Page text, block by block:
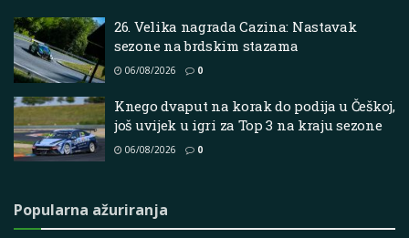
26. Velika nagrada Cazina: Nastavak
sezone na brdskim stazama
06/08/2026 0
Knego dvaput na korak do podija u Češkoj,
još uvijek u igri za Top 3 na kraju sezone
06/08/2026 0
Popularna ažuriranja